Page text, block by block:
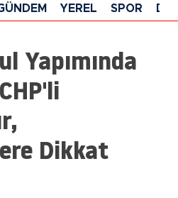
YEREL SPOR
Yapımında
Dikkat